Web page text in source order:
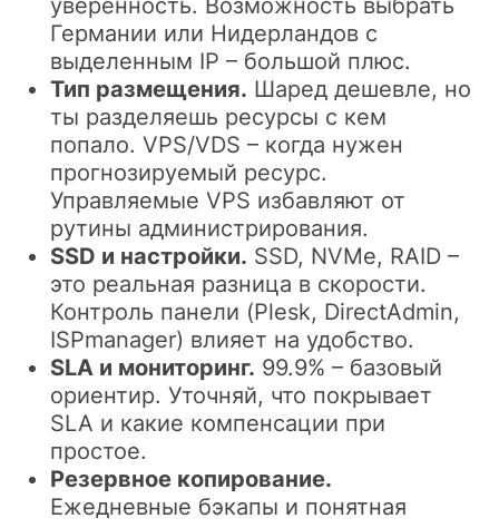
уверенность. Возможность выбрать
Германии или Нидерландов с
выделенным IP – большой плюс.
Тип размещения. Шаред дешевле, но
ты разделяешь ресурсы с кем
попало. VPS/VDS – когда нужен
прогнозируемый ресурс.
Управляемые VPS избавляют от
рутины администрирования.
SSD и настройки. SSD, NVMe, RAID –
это реальная разница в скорости.
Контроль панели (Plesk, DirectAdmin,
ISPmanager) влияет на удобство.
SLA и мониторинг. 99.9% – базовый
ориентир. Уточняй, что покрывает
SLA и какие компенсации при
простое.
Резервное копирование.
Ежедневные бэкапы и понятная